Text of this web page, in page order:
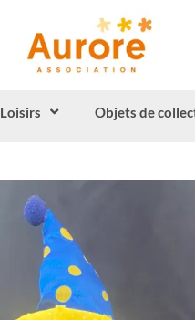
Loisirs Objets de